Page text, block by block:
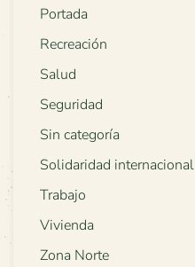
Portada
Recreación
Salud
Seguridad
Sin categoría
Solidaridad internacional
Trabajo
Vivienda
Zona Norte